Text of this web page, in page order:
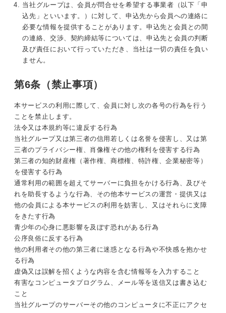
当社グループは、会員が問合せを希望する事業者（以下「申
込先」といいます。）に対して、申込先から会員への連絡に
必要な情報を提供することがあります。申込先と会員との間
の連絡、交渉、契約締結等については、申込先と会員の判断
及び責任において行っていただき、当社は一切の責任を負い
ません。
第6条（禁止事項）
本サービスの利用に際して、会員に対し次の各号の行為を行う
ことを禁止します。
法令又は本規約等に違反する行為
当社グループ又は第三者の信用若しくは名誉を侵害し、又は第
三者のプライバシー権、肖像権その他の権利を侵害する行為
第三者の知的財産権（著作権、商標権、特許権、企業秘密等）
を侵害する行為
通常利用の範囲を超えてサーバーに負担をかける行為、及びそ
れを助長するような行為、その他本サービスの運営・提供又は
他の会員による本サービスの利用を妨害し、又はそれらに支障
をきたす行為
青少年の心身に悪影響を及ぼす恐れがある行為
公序良俗に反する行為
他の利用者その他の第三者に迷惑となる行為や不快感を抱かせ
る行為
虚偽又は誤解を招くような内容を含む情報等を入力すること
有害なコンピュータプログラム、メール等を送信又は書き込む
こと
当社グループのサーバーその他のコンピュータに不正にアクセ